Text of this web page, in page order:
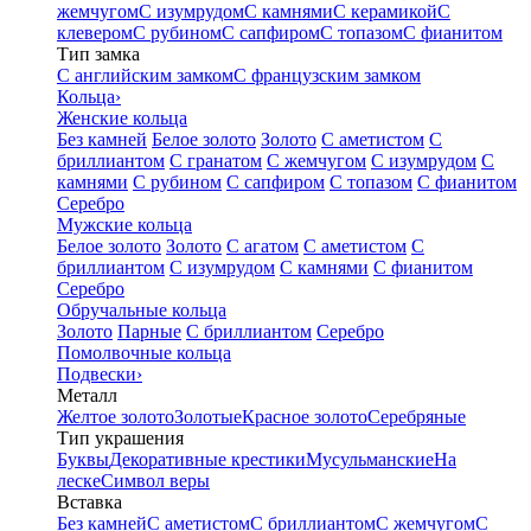
жемчугомС изумрудомС камнямиС керамикойС
клеверомС рубиномС сапфиромС топазомС фианитом
Тип замка
С английским замкомС французским замком
Кольца›
Женские кольца
Без камней Белое золото Золото С аметистом С
бриллиантом С гранатом С жемчугом С изумрудом С
камнями С рубином С сапфиром С топазом С фианитом
Серебро
Мужские кольца
Белое золото Золото С агатом С аметистом С
бриллиантом С изумрудом С камнями С фианитом
Серебро
Обручальные кольца
Золото Парные С бриллиантом Серебро
Помолвочные кольца
Подвески›
Металл
Желтое золотоЗолотыеКрасное золотоСеребряные
Тип украшения
БуквыДекоративные крестикиМусульманскиеНа
лескеСимвол веры
Вставка
Без камнейС аметистомС бриллиантомС жемчугомС